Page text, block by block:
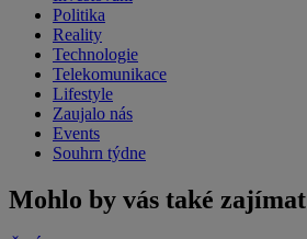
Politika
Reality
Technologie
Telekomunikace
Lifestyle
Zaujalo nás
Events
Souhrn týdne
Mohlo by vás také zajímat